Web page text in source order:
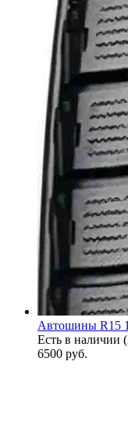
Автошины R15
Есть в наличии
6500 руб.